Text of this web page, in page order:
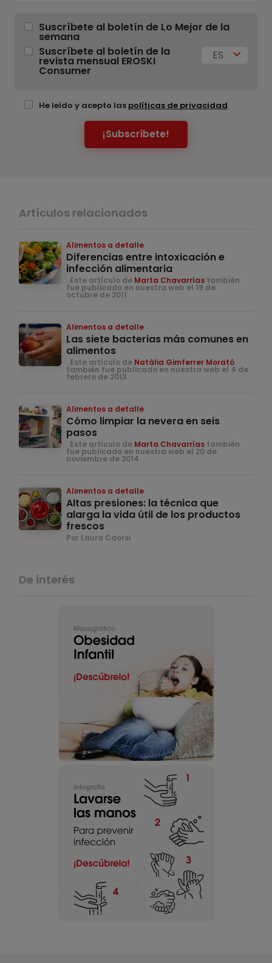
Suscríbete al boletín de Lo Mejor de la
semana
Suscríbete al boletín de la
revista mensual EROSKI
Consumer
ES
He leído y acepto las políticas de privacidad
¡Subscríbete!
Artículos relacionados
Alimentos a detalle
Diferencias entre intoxicación e
infección alimentaria
. Este artículo de Marta Chavarrías también
fue publicado en nuestra web el 19 de
octubre de 2011
Alimentos a detalle
Las siete bacterias más comunes en
alimentos
. Este artículo de Natàlia Gimferrer Morató
también fue publicado en nuestra web el 4 de
febrero de 2013
Alimentos a detalle
Cómo limpiar la nevera en seis
pasos
. Este artículo de Marta Chavarrías también
fue publicado en nuestra web el 20 de
noviembre de 2014
Alimentos a detalle
Altas presiones: la técnica que
alarga la vida útil de los productos
frescos
Por Laura Caorsi
De interés